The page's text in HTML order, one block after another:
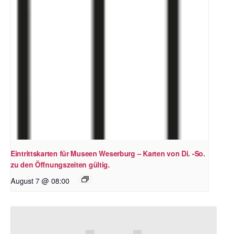
Eintrittskarten für Museen Weserburg – Karten von Di. -So.
zu den Öffnungszeiten gültig.
August 7 @ 08:00